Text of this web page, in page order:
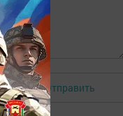
Отправить